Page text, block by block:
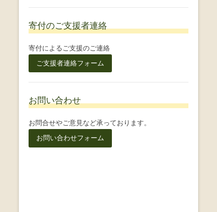
寄付のご支援者連絡
寄付によるご支援のご連絡
ご支援者連絡フォーム
お問い合わせ
お問合せやご意見など承っております。
お問い合わせフォーム